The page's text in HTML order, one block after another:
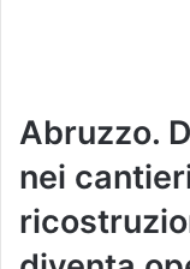
Abruzzo.
nei